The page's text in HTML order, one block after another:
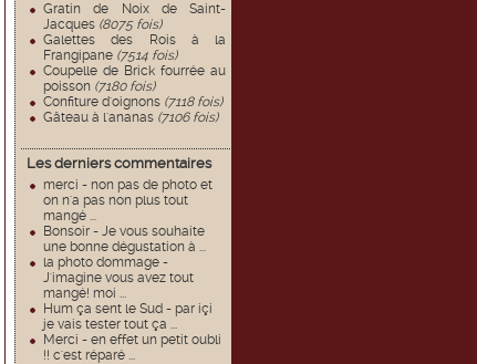
Gratin de Noix de Saint-
Jacques (8075 fois)
Galettes des Rois à la
Frangipane (7514 fois)
Coupelle de Brick fourrée au
poisson (7180 fois)
Confiture d'oignons (7118 fois)
Gâteau à l'ananas (7106 fois)
Les derniers commentaires
merci - non pas de photo et
on n'a pas non plus tout
mangé ...
Bonsoir - Je vous souhaite
une bonne dégustation à ...
la photo dommage -
J'imagine vous avez tout
mangé! moi ...
Hum ça sent le Sud - par içi
je vais tester tout ça ...
Merci - en effet un petit oubli
!! c'est réparé ...